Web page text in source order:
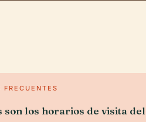
FRECUENTES
son los horarios de visita